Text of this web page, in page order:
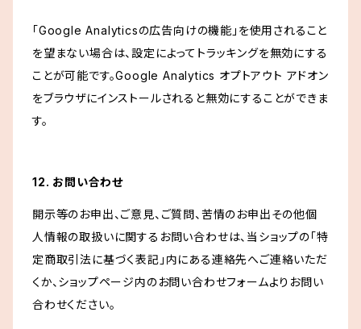
「Google Analyticsの広告向けの機能」を使用されること
を望まない場合は、設定によってトラッキングを無効にする
ことが可能です。Google Analytics オプトアウト アドオン
をブラウザにインストールされると無効にすることができま
す。
12. お問い合わせ
開示等のお申出、ご意見、ご質問、苦情のお申出その他個
人情報の取扱いに関するお問い合わせは、当ショップの「特
定商取引法に基づく表記」内にある連絡先へご連絡いただ
くか、ショップページ内のお問い合わせフォームよりお問い
合わせください。